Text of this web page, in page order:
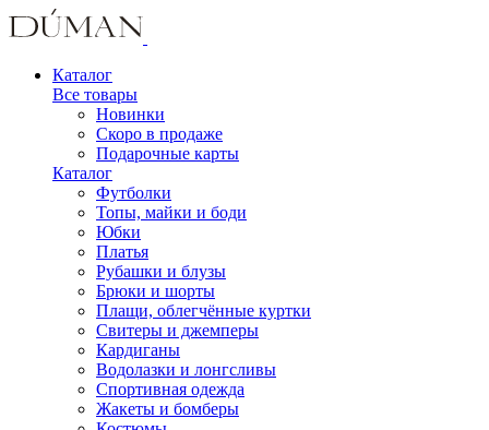
Каталог
Все товары
Новинки
Скоро в продаже
Подарочные карты
Каталог
Футболки
Топы, майки и боди
Юбки
Платья
Рубашки и блузы
Брюки и шорты
Плащи, облегчённые куртки
Свитеры и джемперы
Кардиганы
Водолазки и лонгсливы
Спортивная одежда
Жакеты и бомберы